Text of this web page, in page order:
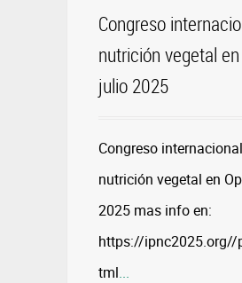
Congreso
nutrición vegetal
julio 2025
Congreso
nutrición vegetal en
2025 mas info en:
https://ipnc2025.org//
tml...